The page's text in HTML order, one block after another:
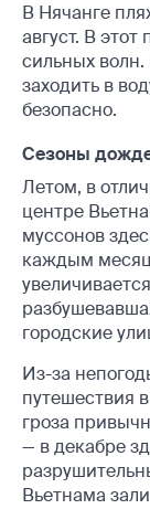
В Нячанге
август. В
сильных
заходить в
безопасно.
Сезоны
Летом, в
центре
муссонов
каждым
городские
Из-за
путешествия
гроза
— в декабре
Вьетнама